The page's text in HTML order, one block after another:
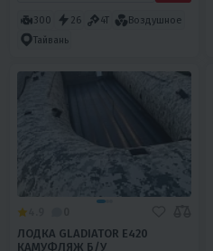
300 26 4T
Воздушное
Тайвань
ЛОДКА GLADIATOR E420
КАМУФЛЯЖ Б/У